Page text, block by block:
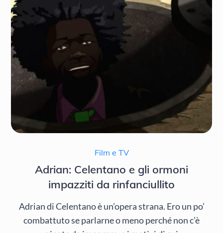
Film e TV
Adrian: Celentano e gli ormoni
impazziti da rinfanciullito
Adrian di Celentano è un’opera strana. Ero un po’
combattuto se parlarne o meno perché non c’è